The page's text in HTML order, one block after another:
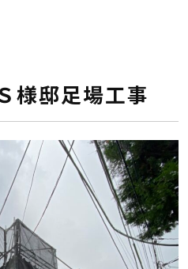
様邸足場工事